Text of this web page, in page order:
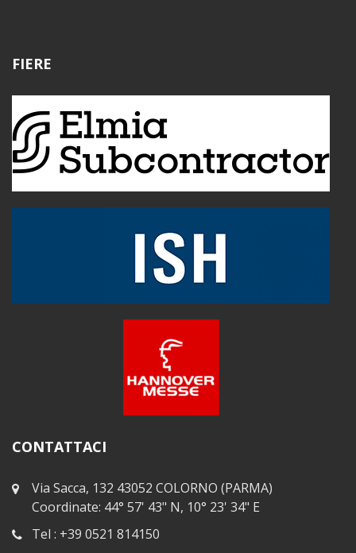
FIERE
CONTATTACI
Via Sacca, 132 43052 COLORNO (PARMA)
Coordinate: 44° 57' 43" N, 10° 23' 34" E
Tel : +39 0521 814150